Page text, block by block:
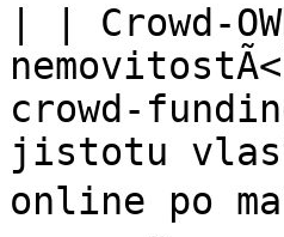
| | Crowd-
crowd-
jistotu
online po